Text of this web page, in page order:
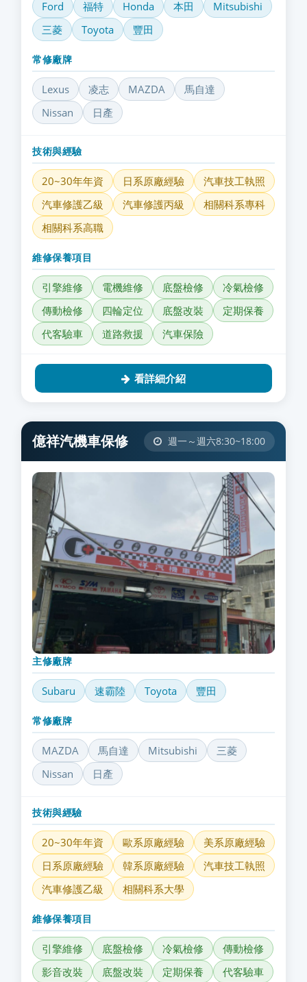
Ford 福特 Honda 本田
Mitsubishi
三菱
Toyota 豐田
常修廠牌
Lexus 凌志 MAZDA
馬自達
Nissan
日產
技術與經驗
20~30年年資 日系原廠經驗
汽車技工執照
汽車修護乙級
汽車修護丙級
相關科系專科
相關科系高職
維修保養項目
引擎維修 電機維修 底盤檢修
冷氣檢修
傳動檢修
四輪定位 底盤改裝
定期保養
代客驗車
道路救援 汽車保險
看詳細介紹
億祥汽機車保修 週一～週六8:30~18:00
主修廠牌
Subaru 速霸陸 Toyota 豐田
常修廠牌
MAZDA 馬自達 Mitsubishi
三菱
Nissan
日產
技術與經驗
20~30年年資 歐系原廠經驗
美系原廠經驗
日系原廠經驗
韓系原廠經驗
汽車技工執照
汽車修護乙級
相關科系大學
維修保養項目
引擎維修 底盤檢修 冷氣檢修
傳動檢修
影音改裝
底盤改裝 定期保養
代客驗車